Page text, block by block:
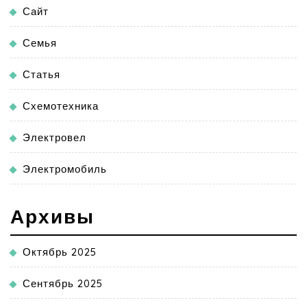
Сайт
Семья
Статья
Схемотехника
Электровел
Электромобиль
Архивы
Октябрь 2025
Сентябрь 2025